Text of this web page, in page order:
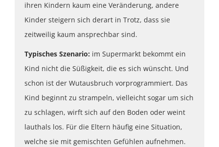
ihren Kindern kaum eine Veränderung, andere
Kinder steigern sich derart in Trotz, dass sie
zeitweilig kaum ansprechbar sind.
Typisches Szenario: im Supermarkt bekommt ein
Kind nicht die Süßigkeit, die es sich wünscht. Und
schon ist der Wutausbruch vorprogrammiert. Das
Kind beginnt zu strampeln, vielleicht sogar um sich
zu schlagen, wirft sich auf den Boden oder weint
lauthals los. Für die Eltern häufig eine Situation,
welche sie mit gemischten Gefühlen aufnehmen.